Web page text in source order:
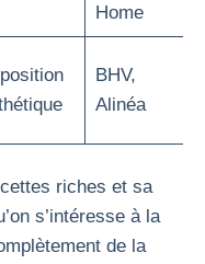
Home
BHV,
Alinéa
riches et sa
s’intéresse à la
de la